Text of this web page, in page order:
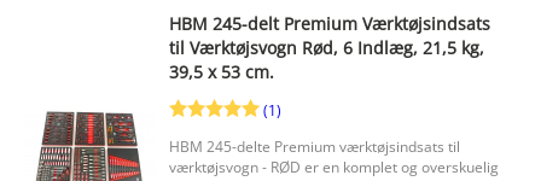
HBM 245-delt Premium Værktøjsindsats
til Værktøjsvogn Rød, 6 Indlæg, 21,5 kg,
39,5 x 53 cm.
(1)
HBM 245-delte Premium værktøjsindsats til
værktøjsvogn - RØD er en komplet og overskuelig